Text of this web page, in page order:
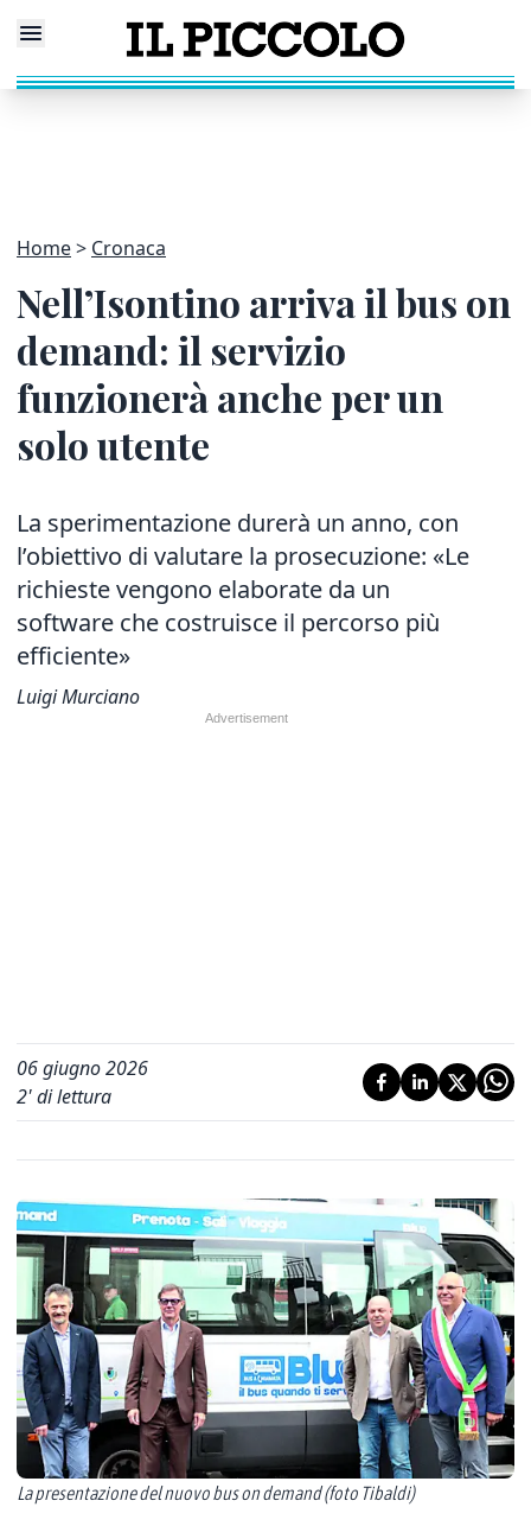
Home Cronaca
Nell’Isontino arriva il bus on
demand: il servizio
funzionerà anche per un
solo utente
La sperimentazione durerà un anno, con
l’obiettivo di valutare la prosecuzione: «Le
richieste vengono elaborate da un
software che costruisce il percorso più
efficiente»
Luigi Murciano
06 giugno 2026
2' di lettura
La presentazione del nuovo bus on demand (foto Tibaldi)